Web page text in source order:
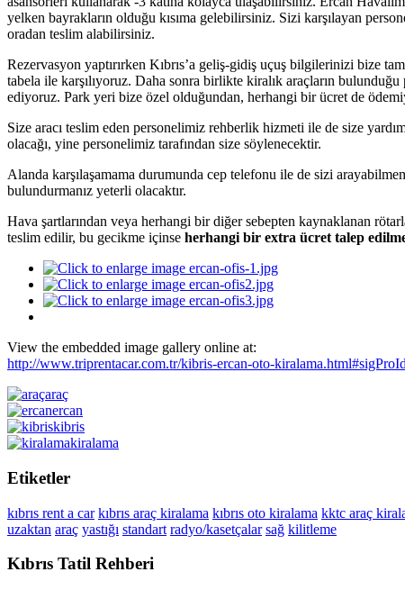
yelken bayrakların olduğu kısıma gelebilirsiniz. Sizi karşılayan
oradan teslim alabilirsiniz.
Rezervasyon yaptırırken Kıbrıs’a geliş-gidiş uçuş bilgilerinizi bize
tabela ile karşılıyoruz. Daha sonra birlikte kiralık araçların
ediyoruz. Park yeri bize özel olduğundan, herhangi bir ücret de
Size aracı teslim eden personelimiz rehberlik hizmeti ile de size
olacağı, yine personelimiz tarafından size söylenecektir.
Alanda karşılaşamama durumunda cep telefonu ile de sizi
bulundurmanız yeterli olacaktır.
Hava şartlarından veya herhangi bir diğer sebepten kaynaklanan
teslim edilir, bu gecikme içinse herhangi bir extra ücret talep
View the embedded image gallery online at:
http://www.triprentacar.com.tr/kibris-ercan-oto-
araç
ercan
kibris
kiralama
Etiketler
kıbrıs rent a car kıbrıs araç kiralama kıbrıs oto kiralama kktc araç
uzaktan araç yastığı standart radyo/kasetçalar sağ kilitleme
Kıbrıs Tatil Rehberi